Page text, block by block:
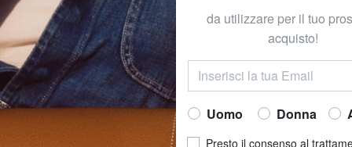
ROBERT
Ora a 7,80 €
prezzo consigliato
Prezzo migliore ultimi 30
COLORE: moro
da utilizzare per il tuo
acquisto!
Uomo Donna
Presto il consenso al